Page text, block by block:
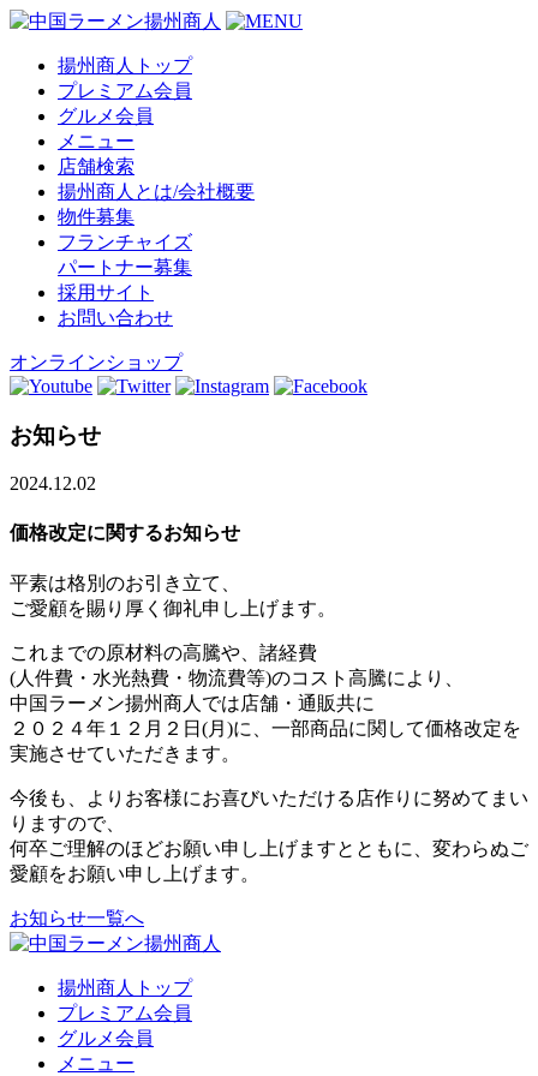
揚州商人トップ
プレミアム会員
グルメ会員
メニュー
店舗検索
揚州商人とは/会社概要
物件募集
フランチャイズ
パートナー募集
採用サイト
お問い合わせ
オンラインショップ
お知らせ
2024.12.02
価格改定に関するお知らせ
平素は格別のお引き立て、
ご愛顧を賜り厚く御礼申し上げます。
これまでの原材料の高騰や、諸経費
(人件費・水光熱費・物流費等)のコスト高騰により、
中国ラーメン揚州商人では店舗・通販共に
２０２４年１２月２日(月)に、一部商品に関して価格改定を
実施させていただきます。
今後も、よりお客様にお喜びいただける店作りに努めてまい
りますので、
何卒ご理解のほどお願い申し上げますとともに、変わらぬご
愛顧をお願い申し上げます。
お知らせ一覧へ
揚州商人トップ
プレミアム会員
グルメ会員
メニュー